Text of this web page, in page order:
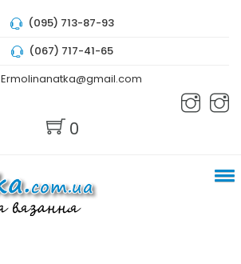
(095) 713-87-93
(067) 717-41-65
Ermolinanatka@gmail.com
0